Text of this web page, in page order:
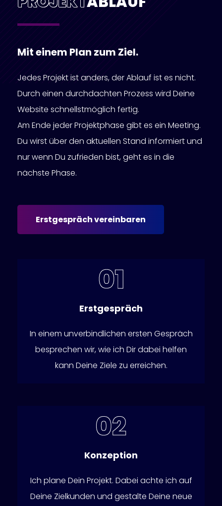
Mit einem Plan zum Ziel.
Jedes Projekt ist anders, der Ablauf ist es nicht.
Durch einen durchdachten Prozess wird Deine
Website schnellstmöglich fertig.
Am Ende jeder Projektphase gibt es ein Meeting.
Du wirst über den aktuellen Stand informiert und
nur wenn Du zufrieden bist, geht es in die
nächste Phase.
Erstgespräch vereinbaren
Erstgespräch
In einem unverbindlichen ersten Gespräch
besprechen wir, wie ich Dir dabei helfen
kann Deine Ziele zu erreichen.
Konzeption
Ich plane Dein Projekt. Dabei achte ich auf
Deine Zielkunden und gestalte Deine neue